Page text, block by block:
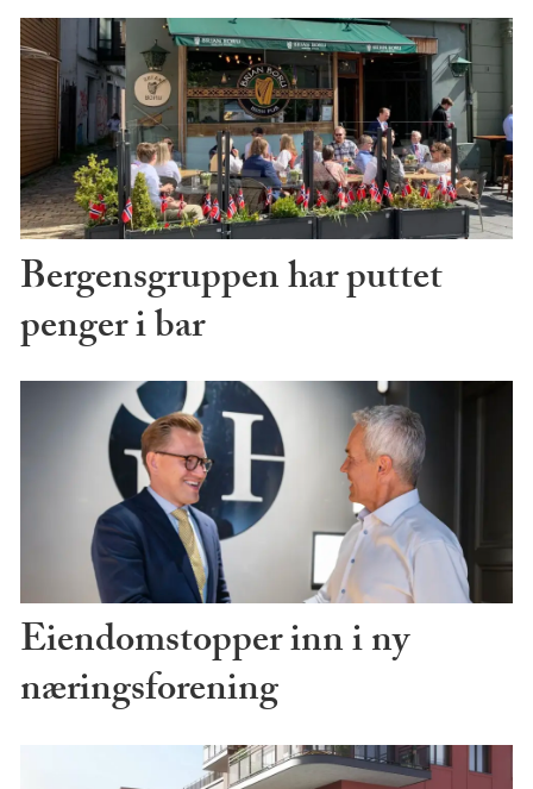
Bergensgruppen har puttet
penger i bar
Eiendomstopper inn i ny
næringsforening